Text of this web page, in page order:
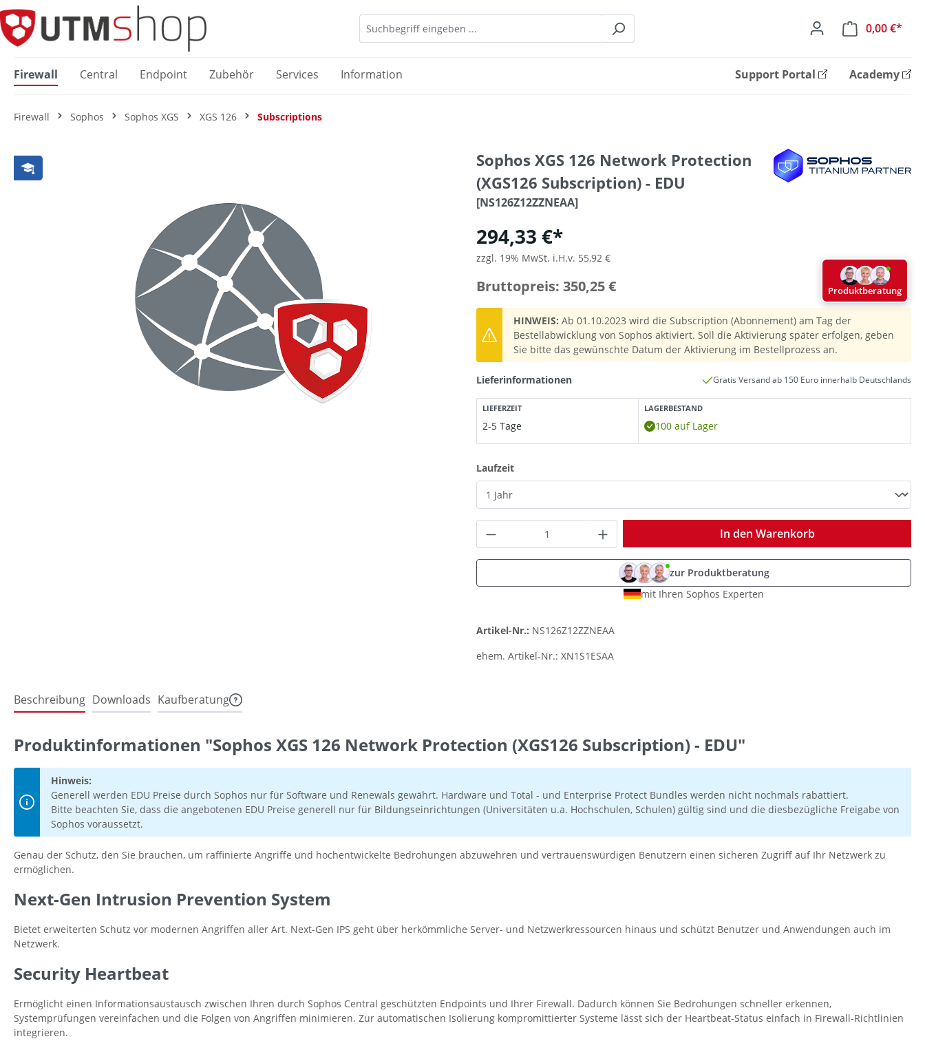
Zur Hauptnavigation springen
0,00 €*
Firewall Central Endpoint Zubehör Services Information Support Portal Academy
Firewall Sophos Sophos XGS XGS 126 Subscriptions
Bildergalerie überspringen
Sophos XGS 126 Network Protection
(XGS126 Subscription) - EDU
[NS126Z12ZZNEAA]
294,33 €*
zzgl. 19% MwSt. i.H.v. 55,92 €
Bruttopreis: 350,25 €
HINWEIS: Ab 01.10.2023 wird die Subscription (Abonnement) am Tag der
Bestellabwicklung von Sophos aktiviert. Soll die Aktivierung später erfolgen, geben
Sie bitte das gewünschte Datum der Aktivierung im Bestellprozess an.
Lieferinformationen Gratis Versand ab 150 Euro innerhalb Deutschlands
LIEFERZEIT
2-5 Tage
LAGERBESTAND
100 auf Lager
Laufzeitauswählen
Produkt Anzahl: Gib den gewünschten Wert ein oder
In den Warenkorb
zur Produktberatung
mit Ihren Sophos Experten
Artikel-Nr.: NS126Z12ZZNEAA
ehem. Artikel-Nr.: XN1S1ESAA
Beschreibung Downloads Kaufberatung
Produktinformationen "Sophos XGS 126 Network Protection (XGS126 Subscription) - EDU"
Hinweis:
Generell werden EDU Preise durch Sophos nur für Software und Renewals gewährt. Hardware und Total - und Enterprise Protect Bundles werden nicht nochmals rabattiert.
Bitte beachten Sie, dass die angebotenen EDU Preise generell nur für Bildungseinrichtungen (Universitäten u.a. Hochschulen, Schulen) gültig sind und die diesbezügliche Freigabe von
Sophos voraussetzt.
Genau der Schutz, den Sie brauchen, um raffinierte Angriffe und hochentwickelte Bedrohungen abzuwehren und vertrauenswürdigen Benutzern einen sicheren Zugriff auf Ihr Netzwerk zu
ermöglichen.
Next-Gen Intrusion Prevention System
Bietet erweiterten Schutz vor modernen Angriffen aller Art. Next-Gen IPS geht über herkömmliche Server- und Netzwerkressourcen hinaus und schützt Benutzer und Anwendungen auch im
Netzwerk.
Security Heartbeat
Ermöglicht einen Informationsaustausch zwischen Ihren durch Sophos Central geschützten Endpoints und Ihrer Firewall. Dadurch können Sie Bedrohungen schneller erkennen,
Systemprüfungen vereinfachen und die Folgen von Angriffen minimieren. Zur automatischen Isolierung kompromittierter Systeme lässt sich der Heartbeat-Status einfach in Firewall-Richtlinien
integrieren.
Produktberatung